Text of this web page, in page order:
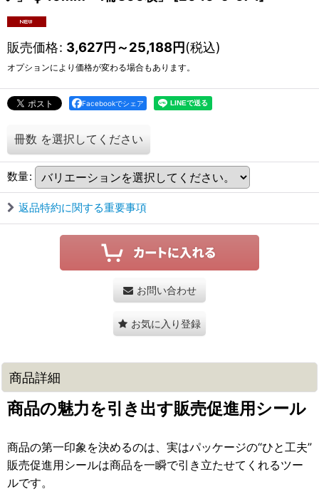
販売価格: 3,627円～25,188円(税込)
オプションにより価格が変わる場合もあります。
Facebookでシェア
冊数 を選択してください
数量:
返品特約に関する重要事項
お問い合わせ
お気に入り登録
商品詳細
商品の魅力を引き出す販売促進用シール
商品の第一印象を決めるのは、実はパッケージの“ひと工夫”
販売促進用シールは商品を一瞬で引き立たせてくれるツー
ルです。